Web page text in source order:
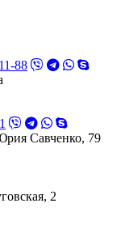
88
Савченко, 79
2